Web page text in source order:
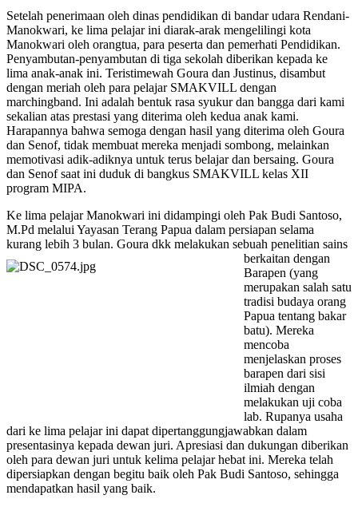
Setelah penerimaan oleh dinas pendidikan di bandar udara Rendani-
Manokwari, ke lima pelajar ini diarak-arak mengelilingi kota
Manokwari oleh orangtua, para peserta dan pemerhati Pendidikan.
Penyambutan-penyambutan di tiga sekolah diberikan kepada ke
lima anak-anak ini. Teristimewah Goura dan Justinus, disambut
dengan meriah oleh para pelajar SMAKVILL dengan
marchingband. Ini adalah bentuk rasa syukur dan bangga dari kami
sekalian atas prestasi yang diterima oleh kedua anak kami.
Harapannya bahwa semoga dengan hasil yang diterima oleh Goura
dan Senof, tidak membuat mereka menjadi sombong, melainkan
memotivasi adik-adiknya untuk terus belajar dan bersaing. Goura
dan Senof saat ini duduk di bangkus SMAKVILL kelas XII
program MIPA.
Ke lima pelajar Manokwari ini didampingi oleh Pak Budi Santoso,
M.Pd melalui Yayasan Terang Papua dalam persiapan selama
kurang lebih 3 bulan. Goura dkk melakukan sebuah penelitian sains
berkaitan dengan
Barapen (yang
merupakan salah satu
tradisi budaya orang
Papua tentang bakar
batu). Mereka
mencoba
menjelaskan proses
barapen dari sisi
ilmiah dengan
melakukan uji coba
lab. Rupanya usaha
dari ke lima pelajar ini dapat dipertanggungjawabkan dalam
presentasinya kepada dewan juri. Apresiasi dan dukungan diberikan
oleh para dewan juri untuk kelima pelajar hebat ini. Mereka telah
dipersiapkan dengan begitu baik oleh Pak Budi Santoso, sehingga
mendapatkan hasil yang baik.